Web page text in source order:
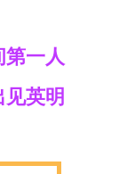
第一人
英明